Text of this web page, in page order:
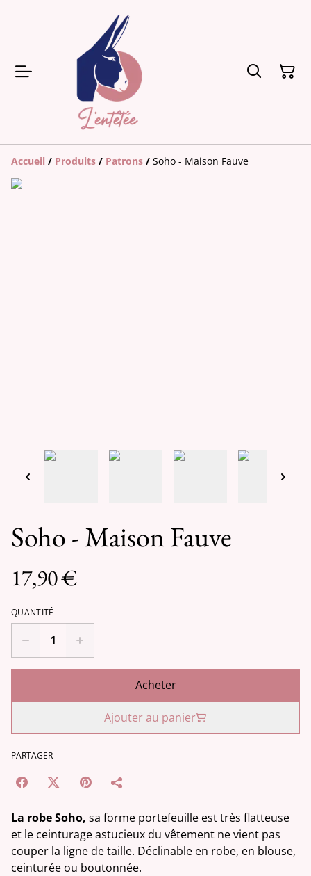
Accueil / Produits / Patrons / Soho - Maison Fauve
Soho - Maison Fauve
17,90 €
QUANTITÉ
Acheter
Ajouter au panier
PARTAGER
La robe Soho, sa forme portefeuille est très flatteuse
et le ceinturage astucieux du vêtement ne vient pas
couper la ligne de taille. Déclinable en robe, en blouse,
ceinturée ou boutonnée.